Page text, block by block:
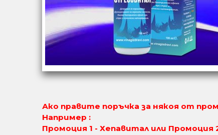
Ако правите поръчка за някоя от
Например :
Промоция 1 - Хепавитал или Промоция